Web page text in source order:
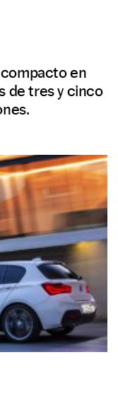
en
de tres y cinco